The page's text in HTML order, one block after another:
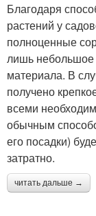
Благодаря
растений у
полноценные
лишь небольшое
материала. В
получено
всеми
обычным
его посадки)
затратно.
читать дальше →